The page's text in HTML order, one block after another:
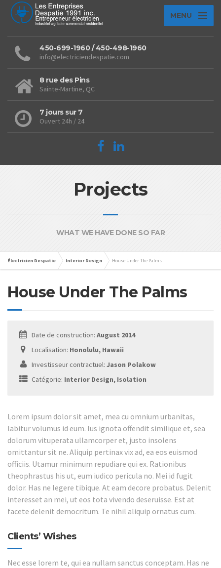
MENU
450-699-1960 / 450-498-1960
info@electriciendespatie.com
8 rue des Pins
Sainte-Martine, QC
7 jours sur 7
Ouvert 24h / 24
Projects
WHAT WE HAVE DONE SO FAR
Électricien Despatie Interior Design House Under The Palms
House Under The Palms
Date de construction: August 2014
Localisation: Honolulu, Hawaii
Investisseur contractuel: Jason Polakow
Catégorie: Interior Design, Isolation
Lorem ipsum dolor sit amet, mea cu omnium urbanitas,
labitur volumus id eum. Ius ignota offendit similique et, sea
dolorum vituperata ullamcorper et, justo insolens
omittantur sit ne. Aliquip pertinax vix ad, ea eos euismod
officiis. Utamur minimum repudiare qui ex. Rationibus
theophrastus his ut, eum iudico pericula no. Mei id fugit
dolor. Has ne legere tibique. At eam decore probatus. Delenit
interesset an mei, ut eos tota vivendo deseruisse. Est at
facete delenit democritum. Te nihil aliquip ornatus cum.
Clients’ Wishes
Nec esse lorem te, qui ea nullam sanctus conceptam. Has ne